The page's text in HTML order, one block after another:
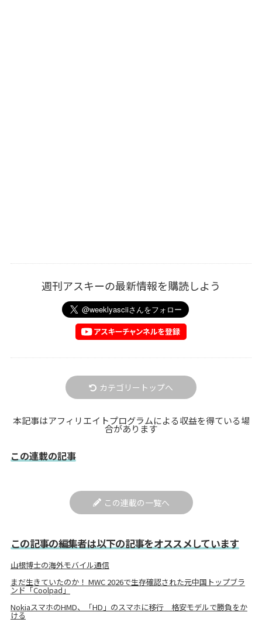
週刊アスキーの最新情報を購読しよう
カテゴリートップへ
本記事はアフィリエイトプログラムによる収益を得ている場
合があります
この連載の記事
この連載の一覧へ
この記事の編集者は以下の記事をオススメしています
山根博士の海外モバイル通信
まだ生きていたのか！ MWC 2026で生存確認された元中国トップブラ
ンド「Coolpad」
NokiaスマホのHMD、「HD」のスマホに移行 格安モデルで勝負をか
ける